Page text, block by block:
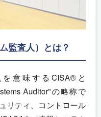
監査人）とは？
意味するCISA®と
Auditor"の略称で
リティ、コントロール